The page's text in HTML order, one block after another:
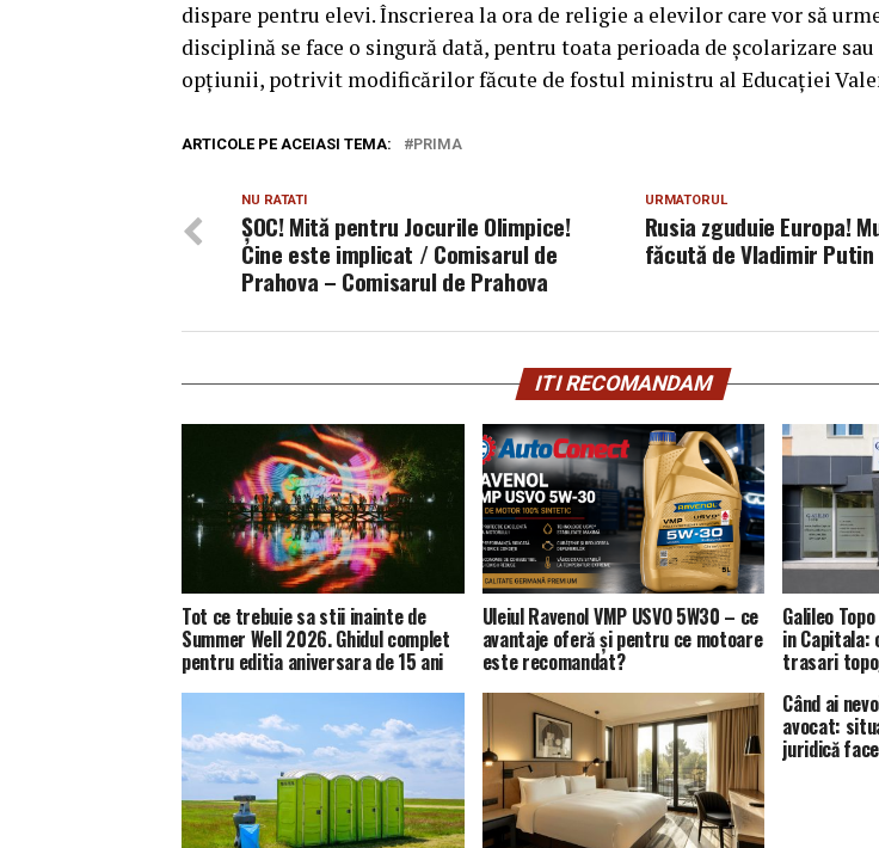
dispare pentru elevi. Înscrierea la ora de religie a elevilor care vor să
disciplină se face o singură dată, pentru toata perioada de şcolarizare
opţiunii, potrivit modificărilor făcute de fostul ministru al Educaţiei
ARTICOLE PE ACEIASI TEMA: PRIMA
URMATORUL
Rusia zguduie Europa!
făcută de Vladimir
NU RATATI
ȘOC! Mită pentru Jocurile Olimpice!
Cine este implicat / Comisarul de
Prahova – Comisarul de Prahova
ITI RECOMANDAM
Tot ce trebuie sa stii inainte de
Summer Well 2026. Ghidul complet
pentru editia aniversara de 15 ani
Uleiul Ravenol VMP USVO 5W30 – ce
avantaje oferă și pentru ce motoare
este recomandat?
Galileo
in
trasari
Când ai
avocat:
juridică